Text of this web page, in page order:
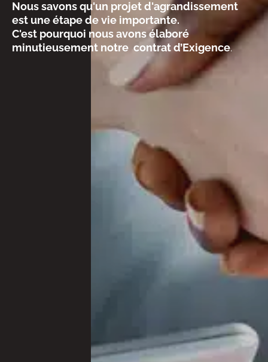
Nous savons qu'un projet d'agrandissement
est une étape de vie importante.
C'est pourquoi nous avons élaboré
minutieusement notre  contrat d’Exigence.